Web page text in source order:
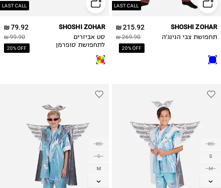
LAST CALL
215.92 ₪
269.90 ₪
20% OFF
SHOSHI ZOHAR
תחפושת צבי הנינג'ה
LAST CALL
79.92 ₪
99.90 ₪
20% OFF
SHOSHI ZOHAR
סט אביזרים
לתחפושת סופרמן
XS
S
M
L
XS
S
M
L